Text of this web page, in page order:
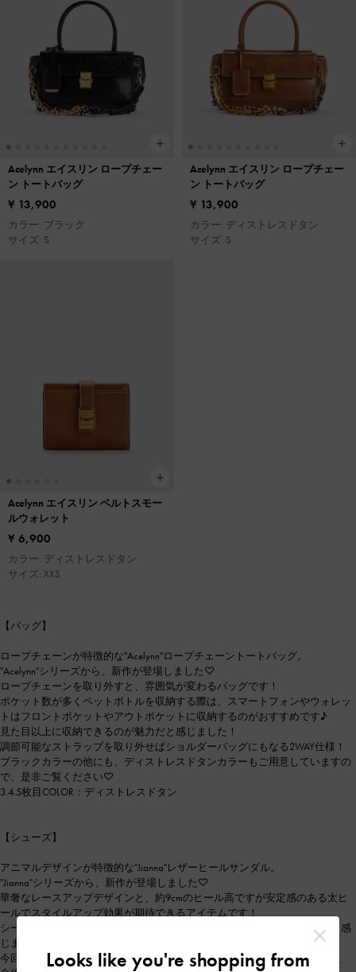
Acelynn エイスリン ロープチェー
ン トートバッグ
¥ 13,900
カラー: ブラック
サイズ: S
Acelynn エイスリン ロープチェー
ン トートバッグ
¥ 13,900
カラー: ディストレスドタン
サイズ: S
Acelynn エイスリン ベルトスモー
ルウォレット
¥ 6,900
カラー: ディストレスドタン
サイズ: XXS
【バッグ】
ロープチェーンが特徴的な"Acelynn"ロープチェーントートバッグ。
"Acelynn"シリーズから、新作が登場しました♡
ロープチェーンを取り外すと、雰囲気が変わるバッグです！
ポケット数が多くペットボトルを収納する際は、スマートフォンやウォレッ
トはフロントポケットやアウトポケットに収納するのがおすすめです♪
見た目以上に収納できるのが魅力だと感じました！
調節可能なストラップを取り外せばショルダーバッグにもなる2WAY仕様！
ブラックカラーの他にも、ディストレスドタンカラーもご用意していますの
で、是非ご覧ください♡
3.4.5枚目COLOR：ディストレスドタン
【シューズ】
アニマルデザインが特徴的な"Jianna"レザーヒールサンダル。
"Jianna"シリーズから、新作が登場しました♡
華奢なレースアップデザインと、約9cmのヒール高ですが安定感のある太ヒ
ールでスタイルアップ効果が期待できるアイテムです！
シーンやその日の気分に合わせて結び方を変えて楽しめるのが魅力的だと感
じました♡
今回は37サイズ（普段37/23.5cm）をストッキングを履き着用しましたが、
Looks like you're shopping from